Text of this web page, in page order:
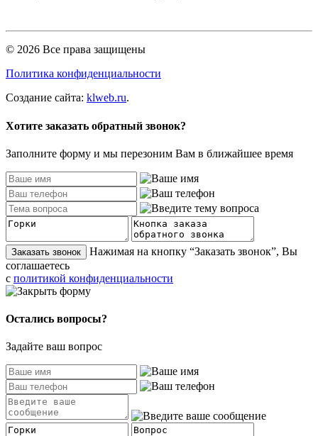
© 2026 Все права защищены
Политика конфиденциальности
Создание сайта: klweb.ru.
Хотите заказать обратный звонок?
Заполните форму и мы перезоним Вам в ближайшее время
Заказать звонок
Нажимая на кнопку “Заказать звонок”, Вы
соглашаетесь
с политикой конфиденциальности
Остались вопросы?
Задайте ваш вопрос